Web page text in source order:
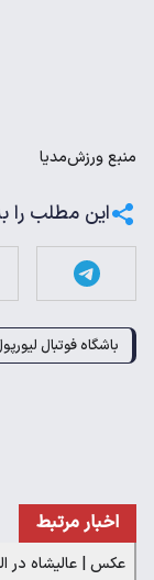
منبعورزش‌مدیا
این مطلب را
باشگاه فوتبال
اخبار مرتبط
عکس | عالیشاه در